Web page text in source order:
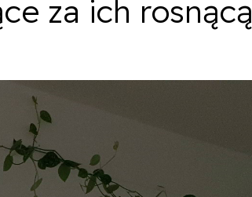
za ich rosnącą